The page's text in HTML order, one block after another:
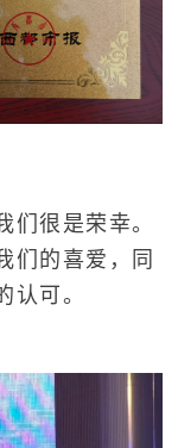
们很是荣幸。
们的喜爱，同
认可。